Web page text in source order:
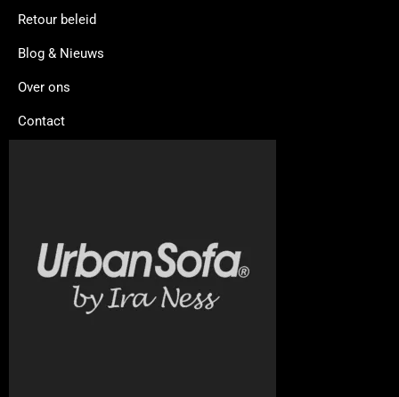
Retour beleid
Blog & Nieuws
Over ons
Contact